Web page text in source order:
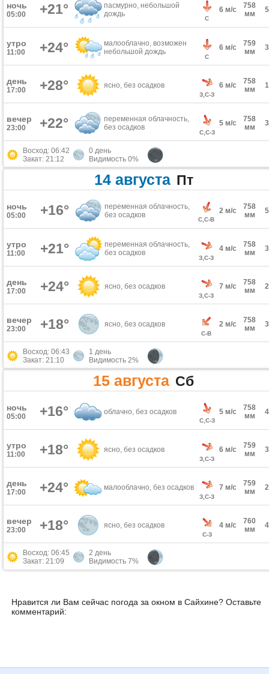
ночь
05:00 +21°
пасмурно, небольшой
дождь
С
6 м/с
758
мм
утро
11:00 +24°
малооблачно, возможен
небольшой дождь
С
6 м/с
759
мм
день
17:00 +28° ясно, без осадков
З,С-З
6 м/с
758
мм
вечер
23:00 +22°
переменная облачность,
без осадков
С,С-З
5 м/с
758
мм
Восход: 06:42
Закат: 21:12
0 день
Видимость 0%
14 августа Пт
ночь
05:00 +16°
переменная облачность,
без осадков
С,С-В
2 м/с
758
мм
утро
11:00 +21°
переменная облачность,
без осадков
З,С-З
4 м/с
758
мм
день
17:00 +24° ясно, без осадков
З,С-З
7 м/с
758
мм
вечер
23:00 +18° ясно, без осадков
С-В
2 м/с
758
мм
Восход: 06:43
Закат: 21:10
1 день
Видимость 2%
15 августа Сб
ночь
05:00 +16° облачно, без осадков
С,С-З
5 м/с
758
мм
утро
11:00 +18° ясно, без осадков
З,С-З
6 м/с
759
мм
день
17:00 +24° малооблачно, без осадков
З,С-З
7 м/с
759
мм
вечер
23:00 +18° ясно, без осадков
С-З
4 м/с
760
мм
Восход: 06:45
Закат: 21:09
2 день
Видимость 7%
Нравится ли Вам сейчас погода за окном в Сайхине? Оставьте
комментарий: